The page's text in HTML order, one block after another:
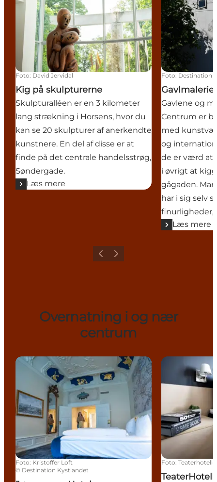
Foto: David Jervidal
Kig på skulpturerne
Skulpturalléen er en 3 kilometer
lang strækning i Horsens, hvor du
kan se 20 skulpturer af anerkendte
kunstnere. En del af disse er at
finde på det centrale handelsstrøg,
Søndergade.
Læs mere
Foto: Destination
Gavlene og
Centrum er
med
og
de er værd at
i øvrigt at
gågaden.
har i sig selv
finurligheder,
Læs mere
ForrigeNæste
Overnatning i og nær
centrum
Jørgensens Hotel
Foto: Kristoffer Loft
© Destination Kystlandet
TeaterHotellet
Foto: